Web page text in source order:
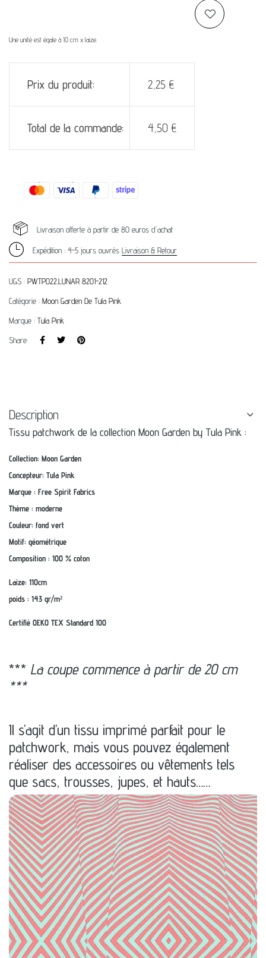
Une unité est égale à 10 cm x laize.
Prix du produit: 2,25 €
Total de la commande: 4,50 €
Livraison offerte à partir de 80 euros d'achat
Expédition : 4-5 jours ouvrés Livraison & Retour
UGS : PWTP022.LUNAR 8201-212
Catégorie : Moon Garden De Tula Pink
Marque : Tula Pink
Share:
Description
Tissu patchwork de la collection Moon Garden by Tula Pink :
Collection: Moon Garden
Concepteur: Tula Pink
Marque : Free Spirit Fabrics
Thème : moderne
Couleur: fond vert
Motif: géométrique
Composition : 100 % coton
Laize: 110cm
poids : 143 gr/m²
Certifié OEKO TEX Standard 100
*** La coupe commence à partir de 20 cm
***
Il s’agit d’un tissu imprimé parfait pour le
patchwork, mais vous pouvez également
réaliser des accessoires ou vêtements tels
que sacs, trousses, jupes, et hauts……